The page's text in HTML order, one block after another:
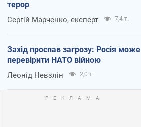
терор
Сергій Марченко, експерт 7,4 т.
Захід проспав загрозу: Росія може
перевірити НАТО війною
Леонід Невзлін 2,0 т.